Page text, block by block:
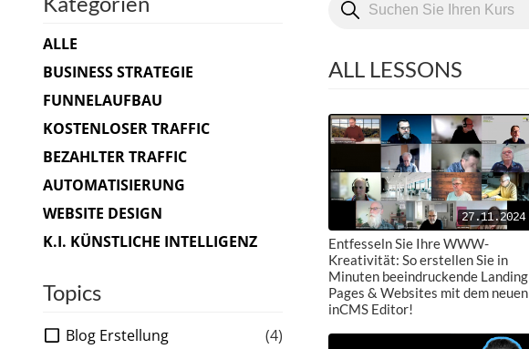
ALLE
BUSINESS STRATEGIE
FUNNELAUFBAU
KOSTENLOSER TRAFFIC
BEZAHLTER TRAFFIC
AUTOMATISIERUNG
WEBSITE DESIGN
K.I. KÜNSTLICHE INTELLIGENZ
Topics
Blog Erstellung
(4)
ALL LESSONS
27.11.2024
Entfesseln Sie Ihre WWW-
Kreativität: So erstellen Sie in
Minuten beeindruckende Landing
Pages & Websites mit dem neuen
inCMS Editor!